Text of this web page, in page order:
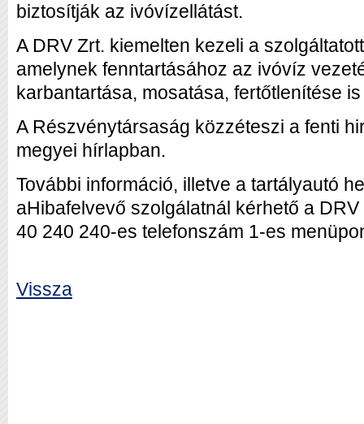
biztosítják az ivóvízellátást.
A DRV Zrt. kiemelten kezeli a
amelynek fenntartásához az ivóvíz
karbantartása, mosatása, fertőtlenítése
A Részvénytársaság közzéteszi a fenti
megyei hírlapban.
További információ, illetve a tartályautó
aHibafelvevő szolgálatnál kérhető a
40 240 240-es telefonszám 1-es
Vissza